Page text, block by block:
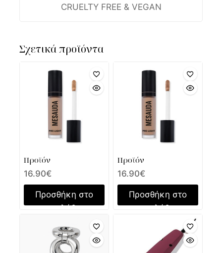
CRUELTY FREE & VEGAN
Σχετικά προϊόντα
Προϊόν
16.90€
Προσθήκη στο
καλάθι
Προϊόν
16.90€
Προσθήκη στο
καλάθι